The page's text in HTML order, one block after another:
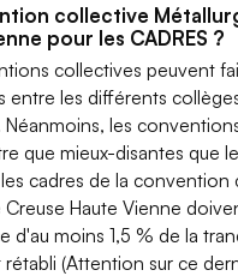
collective
pour les CADRES ?
collectives peuvent
entre les différents
Néanmoins, les
que mieux-disantes que
cadres de la convention
Creuse Haute Vienne
d'au moins 1,5 % de la
rétabli (Attention sur ce